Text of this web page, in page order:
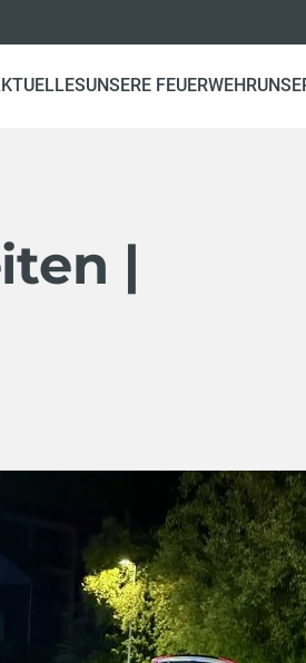
UNSERE FEUERWEHR
|